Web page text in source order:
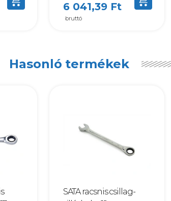
6 041,39 Ft
bruttó
Hasonló termékek
SATA racsnis csillag-